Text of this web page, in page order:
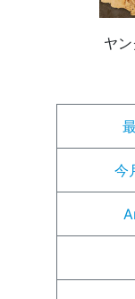
ヤ
今